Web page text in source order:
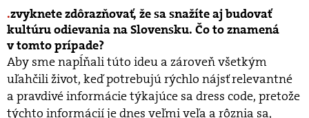
zvyknete zdôrazňovať, že sa snažíte aj budovať
kultúru odievania na Slovensku. Čo to znamená
v tomto prípade?
Aby sme napĺňali túto ideu a zároveň všetkým
uľahčili život, keď potrebujú rýchlo nájsť relevantné
a pravdivé informácie týkajúce sa dress code, pretože
týchto informácií je dnes veľmi veľa a rôznia sa,